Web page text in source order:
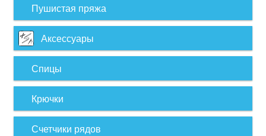
Пушистая пряжа
Аксессуары
Спицы
Крючки
Счетчики рядов